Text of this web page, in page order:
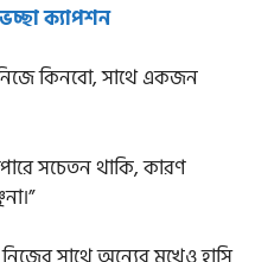
ক্যাপশন
কিনবো, সাথে একজন
সচেতন থাকি, কারণ